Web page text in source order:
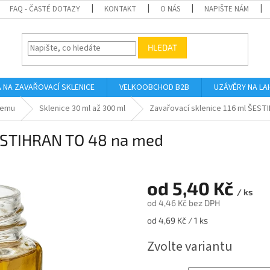
FAQ - ČASTÉ DOTAZY KONTAKT O NÁS NAPIŠTE NÁM
HLEDAT
NA ZAVAŘOVACÍ SKLENICE VELKOOBCHOD B2B UZÁVĚRY NA
Sklenice 30 ml až 300 ml Zavařovací sklenice 116 ml
TO 48 na med
od 5,40 Kč / ks
od 4,46 Kč bez DPH
Měrná
od 4,69 Kč / 1 ks
Zvolte variantu